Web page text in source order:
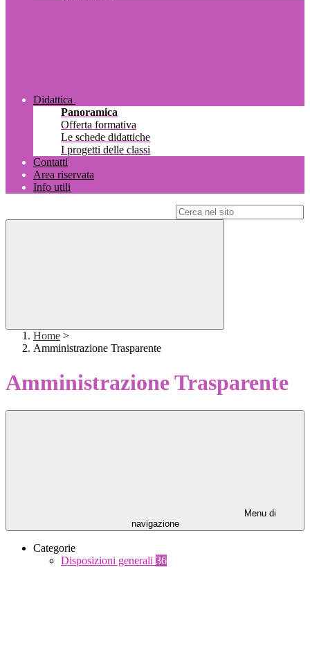
Didattica
Panoramica
Offerta formativa
Le schede didattiche
I progetti delle classi
Contatti
Area riservata
Info utili
Home >
Amministrazione Trasparente
Amministrazione Trasparente
Menu di
navigazione
Categorie
Disposizioni generali 36